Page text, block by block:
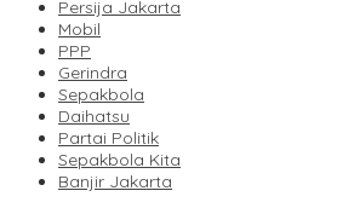
Persija Jakarta
Mobil
PPP
Gerindra
Sepakbola
Daihatsu
Partai Politik
Sepakbola Kita
Banjir Jakarta